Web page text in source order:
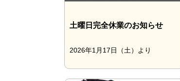
土曜日完全休業のお知らせ
2026年1月17日（土）より